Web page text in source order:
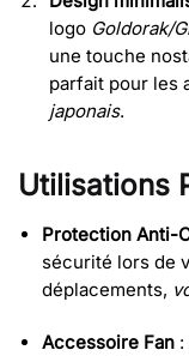
logo Goldorak/
une touche
parfait pour les
japonais.
Utilisations
Protection Anti-
sécurité lors de
déplacements,
Accessoire Fan